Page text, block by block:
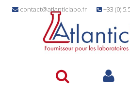
contact@atlanticlabo.fr +33 (0)